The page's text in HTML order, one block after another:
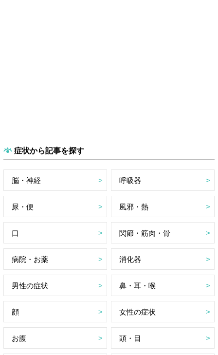
症状から記事を探す
脳・神経 呼吸器
尿・便 風邪・熱
口 関節・筋肉・骨
病院・お薬 消化器
男性の症状 鼻・耳・喉
顔 女性の症状
お腹 頭・目